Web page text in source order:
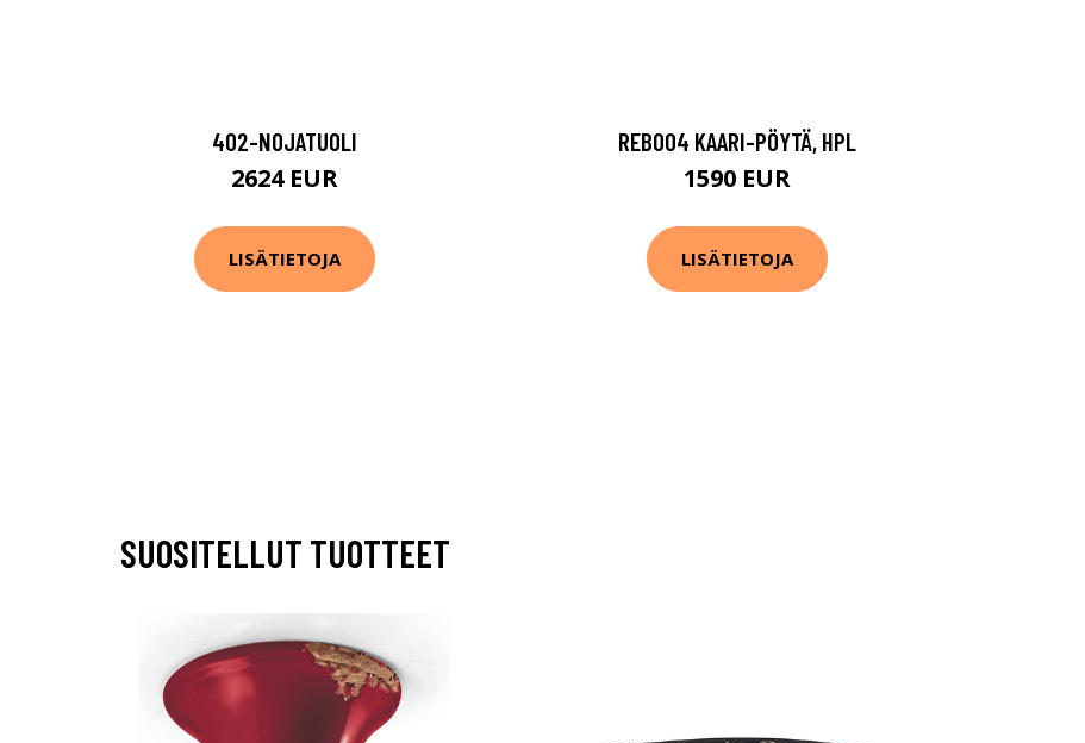
402-NOJATUOLI
2624 EUR
LISÄTIETOJA
REB004 KAARI-PÖYTÄ, HPL
1590 EUR
LISÄTIETOJA
SUOSITELLUT TUOTTEET